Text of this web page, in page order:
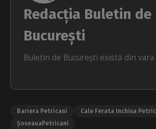
Redacția Buletin de
București
Buletin de București există din vara
Bariera Petricani Cale Ferata Inchisa
ȘoseauaPetricani